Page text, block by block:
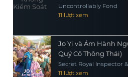
Uncontrollably Fond
11 lượt xem
Jo Yi và Ám Hành
Quý Cô Thông Thái)
Secret Royal Inspector
11 lượt xem